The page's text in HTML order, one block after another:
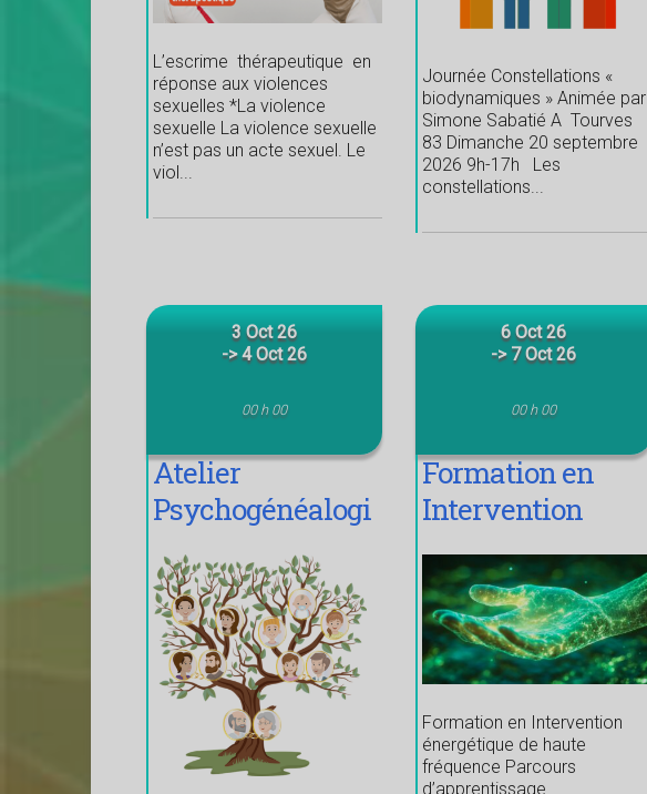
L’escrime thérapeutique en
réponse aux violences
sexuelles *La violence
sexuelle La violence sexuelle
n’est pas un acte sexuel. Le
viol...
Journée Constellations «
biodynamiques » Animée par
Simone Sabatié A Tourves
83 Dimanche 20 septembre
2026 9h-17h Les
constellations...
3 Oct 26
-> 4 Oct 26
00 h 00
Atelier
Psychogénéalogi
6 Oct 26
-> 7 Oct 26
00 h 00
Formation en
Intervention
énergétique de
haute fréquence
Formation en Intervention
énergétique de haute
fréquence Parcours
d’apprentissage